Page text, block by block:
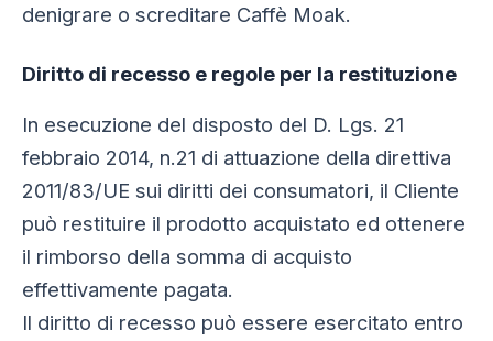
denigrare o screditare Caffè Moak.
Diritto di recesso e regole per la restituzione
In esecuzione del disposto del D. Lgs. 21
febbraio 2014, n.21 di attuazione della direttiva
2011/83/UE sui diritti dei consumatori, il Cliente
può restituire il prodotto acquistato ed ottenere
il rimborso della somma di acquisto
effettivamente pagata.
Il diritto di recesso può essere esercitato entro